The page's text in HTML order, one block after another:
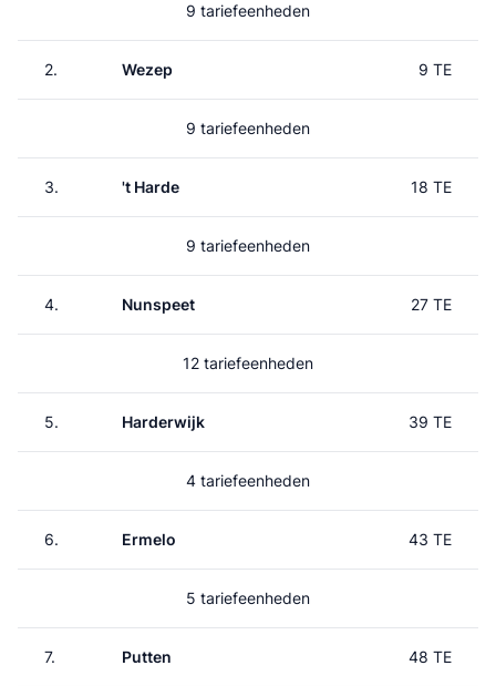
9 tariefeenheden
2. Wezep 9 TE
9 tariefeenheden
3. 't Harde 18 TE
9 tariefeenheden
4. Nunspeet 27 TE
12 tariefeenheden
5. Harderwijk 39 TE
4 tariefeenheden
6. Ermelo 43 TE
5 tariefeenheden
7. Putten 48 TE